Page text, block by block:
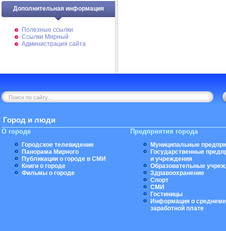
Дополнительная информация
Полезные ссылки
Ссылки Мирный
Администрация сайта
Город и люди
О городе
Городское телевидение
Панорама Мирного
Публикации о городе в СМИ
Книги о городе
Фильмы о городе
Предприятия города
Муниципальные
Государственные
и учреждения
Образовательные
Здравоохранение
Спорт
СМИ
Гостиницы
Информация о
заработной плате